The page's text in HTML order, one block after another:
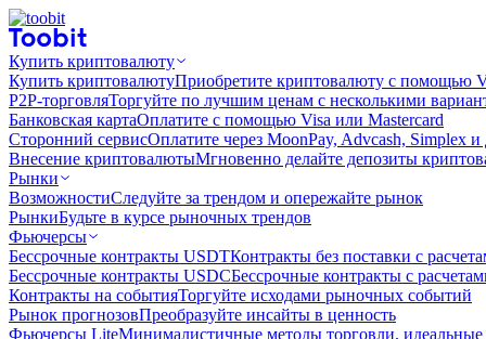
Купить криптовалюту
Купить криптовалютуПриобретите криптовалюту с помощью
P2P-торговляТоргуйте по лучшим ценам с несколькими
Банковская картаОплатите с помощью Visa или Mastercard
Сторонний сервисОплатите через MoonPay, Advcash, Simplex и
Внесение криптовалютыМгновенно делайте депозиты
Рынки
ВозможностиСледуйте за трендом и опережайте рынок
РынкиБудьте в курсе рыночных трендов
Фьючерсы
Бессрочные контракты USDTКонтракты без поставки с
Бессрочные контракты USDCБессрочные контракты с
Контракты на событияТоргуйте исходами рыночных событий
Рынок прогнозовПреобразуйте инсайты в ценность
Фьючерсы LiteМинималистичные методы торговли, идеальные